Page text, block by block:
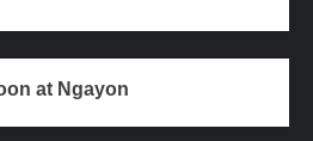
at Ngayon